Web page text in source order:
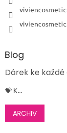
Blog
Dárek ke
💝 K...
ARCHIV